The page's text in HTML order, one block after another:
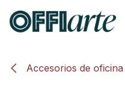
Accesorios de oficina